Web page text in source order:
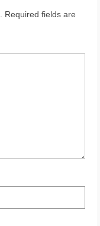
Required fields are